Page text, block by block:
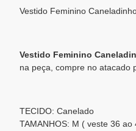
Vestido Feminino
Vestido Feminino
na peça, compre no atacado
TECIDO: Canelado
TAMANHOS: M ( veste 36 ao